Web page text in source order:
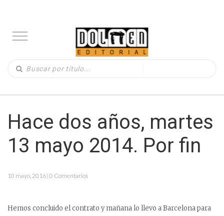
Hace dos años, martes
13 mayo 2014. Por fin
10 mayo, 2016 | 0 Comentarios
Hemos concluido el contrato y mañana lo llevo a Barcelona para